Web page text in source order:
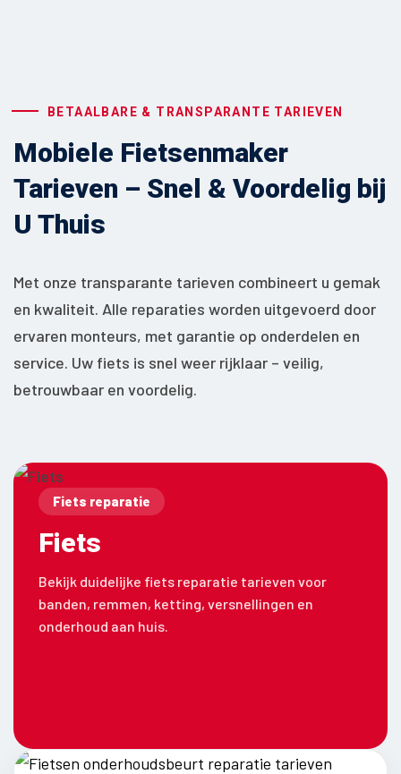
BETAALBARE & TRANSPARANTE TARIEVEN
Mobiele Fietsenmaker
Tarieven – Snel & Voordelig bij
U Thuis
Met onze transparante tarieven combineert u gemak
en kwaliteit. Alle reparaties worden uitgevoerd door
ervaren monteurs, met garantie op onderdelen en
service. Uw fiets is snel weer rijklaar – veilig,
betrouwbaar en voordelig.
Fiets reparatie
Fiets
Bekijk duidelijke fiets reparatie tarieven voor
banden, remmen, ketting, versnellingen en
onderhoud aan huis.